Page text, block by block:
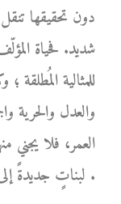
دون تحقيقها
شديد. فحياة
للمثالية المُطلقة
والعدل والحرية
العمر، فلا يجني
لبناتٍ جديدةً إلى صروحه الخالدة .